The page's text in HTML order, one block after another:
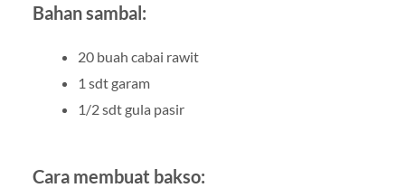
Bahan sambal:
20 buah cabai rawit
1 sdt garam
1/2 sdt gula pasir
Cara membuat bakso: